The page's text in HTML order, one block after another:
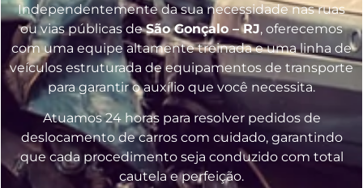
Independentemente da sua necessidade nas ruas
ou vias públicas deSão Gonçalo – RJ, oferecemos
com uma equipe altamente treinada e uma linha de
veículos estruturada de equipamentos de transporte
para garantir o auxílio que você necessita.
Atuamos 24 horas para resolver pedidos de
deslocamento de carros com cuidado, garantindo
que cada procedimento seja conduzido com total
cautela e perfeição.